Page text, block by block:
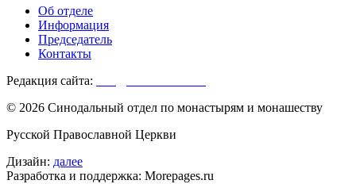
Об отделе
Информация
Председатель
Контакты
Редакция сайта:
© 2026 Синодальный отдел по монастырям и монашеству
Русской Православной Церкви
Дизайн: далее
Разработка и поддержка: Morepages.ru